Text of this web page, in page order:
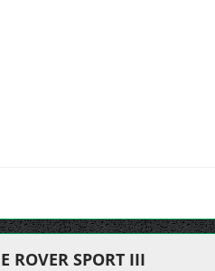
ROVER SPORT III